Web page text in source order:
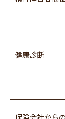
健康診断
保険会社から